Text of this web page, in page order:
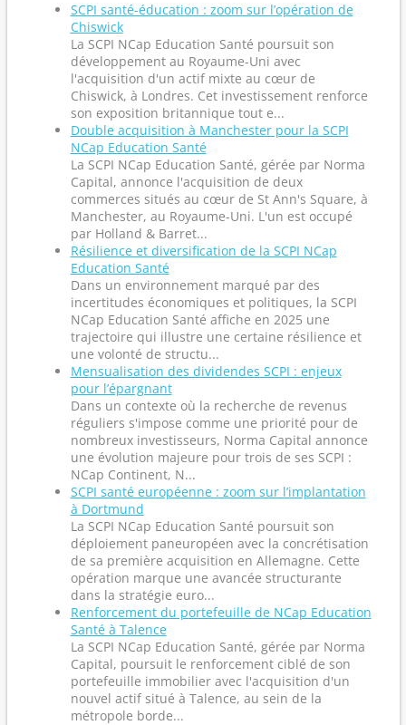
SCPI santé-éducation : zoom sur l’opération de
Chiswick
La SCPI NCap Education Santé poursuit son
développement au Royaume-Uni avec
l'acquisition d'un actif mixte au cœur de
Chiswick, à Londres. Cet investissement renforce
son exposition britannique tout e...
Double acquisition à Manchester pour la SCPI
NCap Education Santé
La SCPI NCap Education Santé, gérée par Norma
Capital, annonce l'acquisition de deux
commerces situés au cœur de St Ann's Square, à
Manchester, au Royaume-Uni. L'un est occupé
par Holland & Barret...
Résilience et diversification de la SCPI NCap
Education Santé
Dans un environnement marqué par des
incertitudes économiques et politiques, la SCPI
NCap Education Santé affiche en 2025 une
trajectoire qui illustre une certaine résilience et
une volonté de structu...
Mensualisation des dividendes SCPI : enjeux
pour l’épargnant
Dans un contexte où la recherche de revenus
réguliers s'impose comme une priorité pour de
nombreux investisseurs, Norma Capital annonce
une évolution majeure pour trois de ses SCPI :
NCap Continent, N...
SCPI santé européenne : zoom sur l’implantation
à Dortmund
La SCPI NCap Education Santé poursuit son
déploiement paneuropéen avec la concrétisation
de sa première acquisition en Allemagne. Cette
opération marque une avancée structurante
dans la stratégie euro...
Renforcement du portefeuille de NCap Education
Santé à Talence
La SCPI NCap Education Santé, gérée par Norma
Capital, poursuit le renforcement ciblé de son
portefeuille immobilier avec l'acquisition d'un
nouvel actif situé à Talence, au sein de la
métropole borde...